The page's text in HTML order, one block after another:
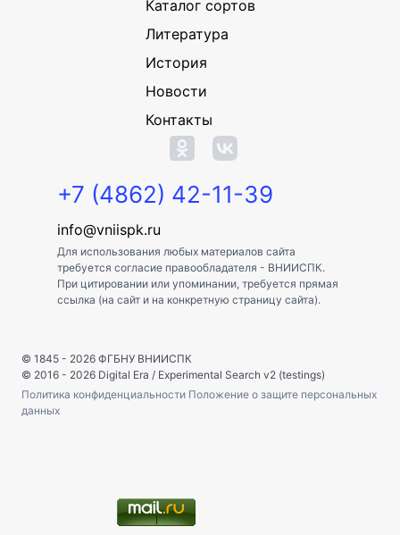
Каталог сортов
Литература
История
Новости
Контакты
+7 (4862) 42-11-39
info@vniispk.ru
Для использования любых материалов сайта
требуется согласие правообладателя - ВНИИСПК.
При цитировании или упоминании, требуется прямая
ссылка (на сайт и на конкретную страницу сайта).
© 1845 - 2026 ФГБНУ ВНИИСПК
© 2016 - 2026 Digital Era / Experimental Search v2 (testings)
Политика конфиденциальности Положение о защите персональных
данных